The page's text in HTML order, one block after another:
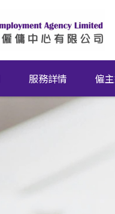
服務詳情 僱